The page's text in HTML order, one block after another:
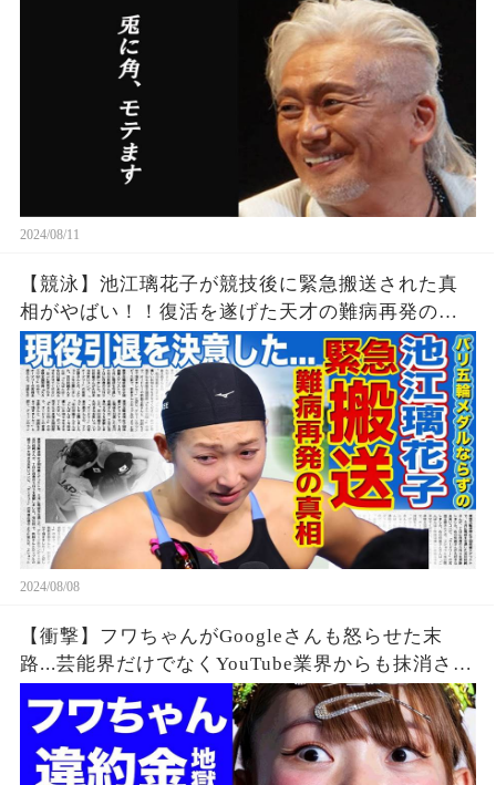
2024/08/11
【競泳】池江璃花子が競技後に緊急搬送された真
相がやばい！！復活を遂げた天才の難病再発の可
能性...引退を決意したパリ五輪でのある出来事に一
同驚愕！！美人女子アスリートの彼氏の正体と
は！？
2024/08/08
【衝撃】フワちゃんがGoogleさんも怒らせた末
路...芸能界だけでなくYouTube業界からも抹消され
た垢BANの真相に驚きを隠せない...違約金や税金
に苦しむ借金地獄に突入...